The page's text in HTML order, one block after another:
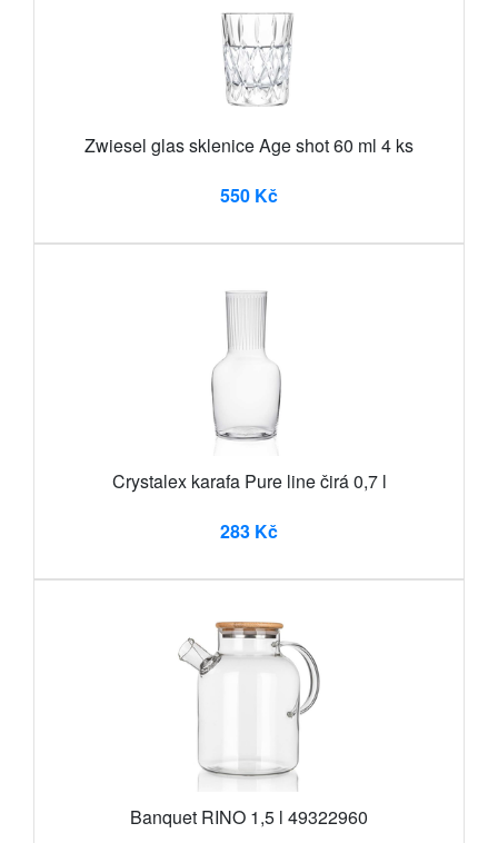
Zwiesel glas sklenice Age shot 60 ml 4 ks
550 Kč
Crystalex karafa Pure line čirá 0,7 l
283 Kč
Banquet RINO 1,5 l 49322960